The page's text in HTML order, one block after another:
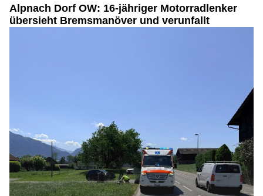
Alpnach Dorf OW: 16-jähriger Motorradlenker
übersieht Bremsmanöver und verunfallt